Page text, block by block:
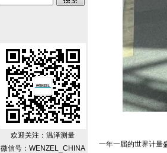
欢迎关注：温泽测量
微信号：WENZEL_CHINA
一年一届的世界计量